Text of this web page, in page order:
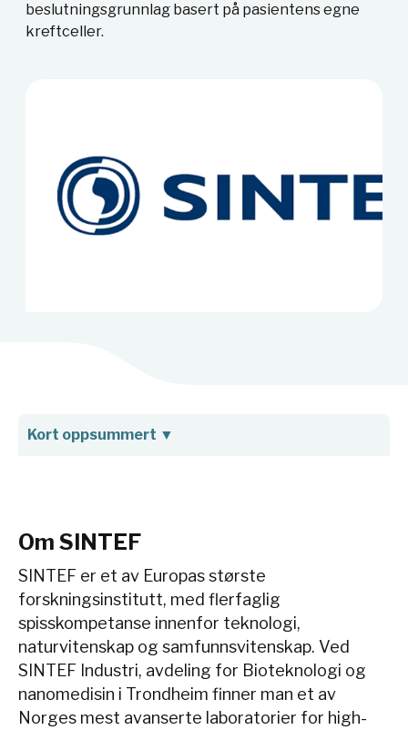
beslutningsgrunnlag basert på pasientens egne
kreftceller.
Kort oppsummert ▼
Om SINTEF
SINTEF er et av Europas største
forskningsinstitutt, med flerfaglig
spisskompetanse innenfor teknologi,
naturvitenskap og samfunnsvitenskap. Ved
SINTEF Industri, avdeling for Bioteknologi og
nanomedisin i Trondheim finner man et av
Norges mest avanserte laboratorier for high-